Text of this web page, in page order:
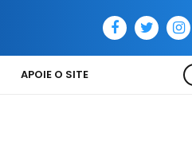
APOIE O SITE